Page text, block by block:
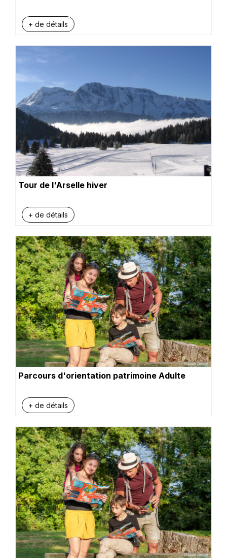
+ de détails
Tour de l'Arselle hiver
+ de détails
Parcours d'orientation patrimoine Adulte
+ de détails